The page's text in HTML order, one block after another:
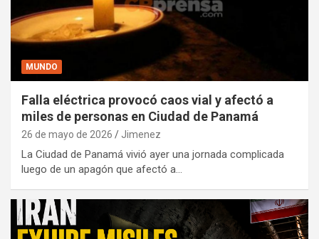
MUNDO
Falla eléctrica provocó caos vial y afectó a
miles de personas en Ciudad de Panamá
26 de mayo de 2026 Jimenez
La Ciudad de Panamá vivió ayer una jornada complicada
luego de un apagón que afectó a…